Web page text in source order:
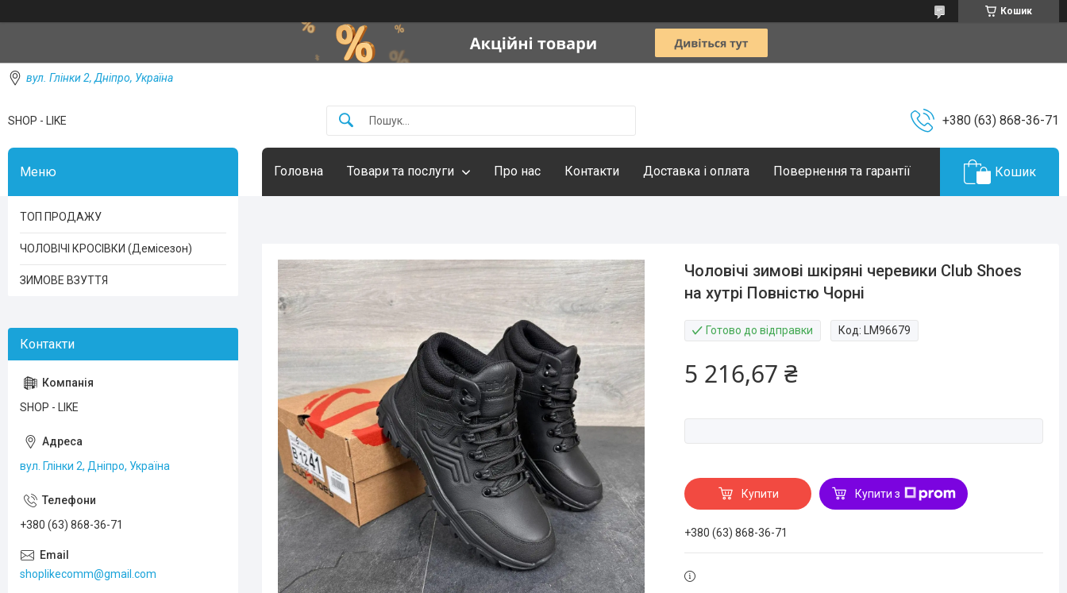
Кошик
вул. Глінки 2, Дніпро, Україна
SHOP - LIKE +380 (63) 868-36-71
Головна Товари та послуги Про нас Контакти Доставка і оплата Повернення та гарантії Кошик
Чоловічі зимові шкіряні черевики Club Shoes
на хутрі Повністю Чорні
Готово до відправки Код: LM96679
5 216,67 ₴
Купити Купити з
+380 (63) 868-36-71
ТОП ПРОДАЖУ
ЧОЛОВІЧІ КРОСІВКИ (Демісезон)
ЗИМОВЕ ВЗУТТЯ
SHOP - LIKE
вул. Глінки 2, Дніпро, Україна
+380 (63) 868-36-71
shoplikecomm@gmail.com